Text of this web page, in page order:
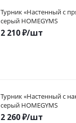
Турник «Настенный с
серый HOMEGYMS
2 210₽/шт
Турник «Настенный с
серый HOMEGYMS
2 260₽/шт